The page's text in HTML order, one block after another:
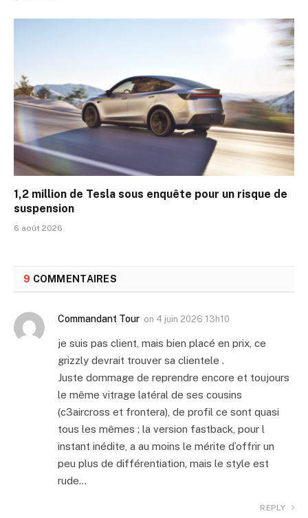
1,2 million de Tesla sous enquête pour un risque de
suspension
6 août 2026
9 COMMENTAIRES
Commandant Tour on 4 juin 2026 13h10
je suis pas client, mais bien placé en prix, ce
grizzly devrait trouver sa clientele .
Juste dommage de reprendre encore et toujours
le même vitrage latéral de ses cousins
(c3aircross et frontera), de profil ce sont quasi
tous les mêmes ; la version fastback, pour l
instant inédite, a au moins le mérite d’offrir un
peu plus de différentiation, mais le style est
rude…
REPLY